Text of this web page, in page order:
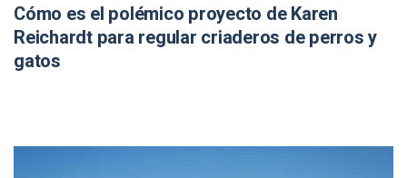
Cómo es el polémico proyecto de Karen
Reichardt para regular criaderos de perros y
gatos